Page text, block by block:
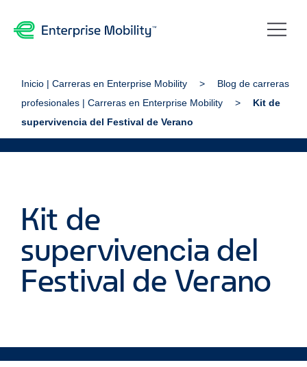
Inicio | Carreras en Enterprise Mobility
Blog de carreras
profesionales | Carreras en Enterprise Mobility
Kit de
supervivencia del Festival de Verano
Kit de
supervivencia del
Festival de Verano